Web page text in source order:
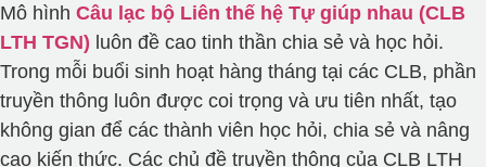
Mô hình Câu lạc bộ Liên thế hệ Tự giúp nhau (CLB
LTH TGN) luôn đề cao tinh thần chia sẻ và học hỏi.
Trong mỗi buổi sinh hoạt hàng tháng tại các CLB, phần
truyền thông luôn được coi trọng và ưu tiên nhất, tạo
không gian để các thành viên học hỏi, chia sẻ và nâng
cao kiến thức. Các chủ đề truyền thông của CLB LTH